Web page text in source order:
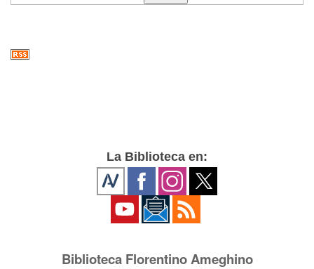
La Biblioteca en:
Biblioteca Florentino Ameghino